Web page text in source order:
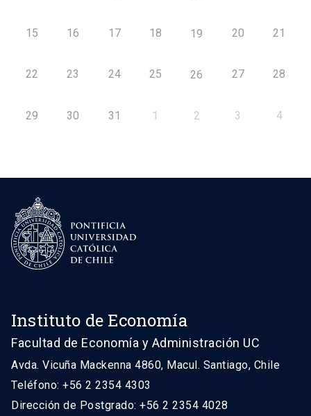
15 16 17 18 19 20 21
22 23 24 25 26 27 28
29 30 31 1 2 3 4
Instituto de Economía
Facultad de Economía y Administración UC
Avda. Vicuña Mackenna 4860, Macul. Santiago, Chile
Teléfono: +56 2 2354 4303
Dirección de Postgrado: +56 2 2354 4028